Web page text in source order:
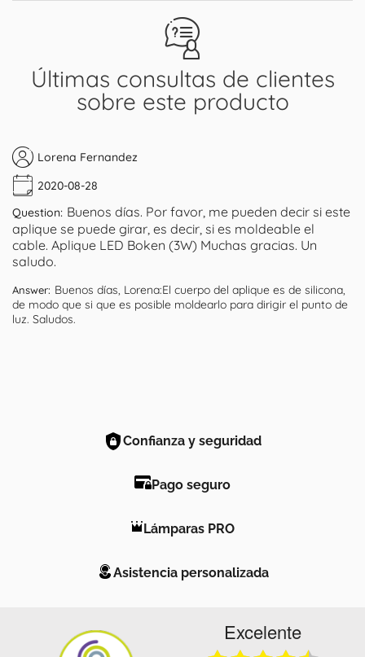
Últimas consultas de clientes
sobre este producto
Lorena Fernandez
2020-08-28
Question: Buenos días. Por favor, me pueden decir si este
aplique se puede girar, es decir, si es moldeable el
cable. Aplique LED Boken (3W) Muchas gracias. Un
saludo.
Answer: Buenos días, Lorena:El cuerpo del aplique es de silicona,
de modo que si que es posible moldearlo para dirigir el punto de
luz. Saludos.
Confianza y seguridad
Pago seguro
Lámparas PRO
Asistencia personalizada
Excelente